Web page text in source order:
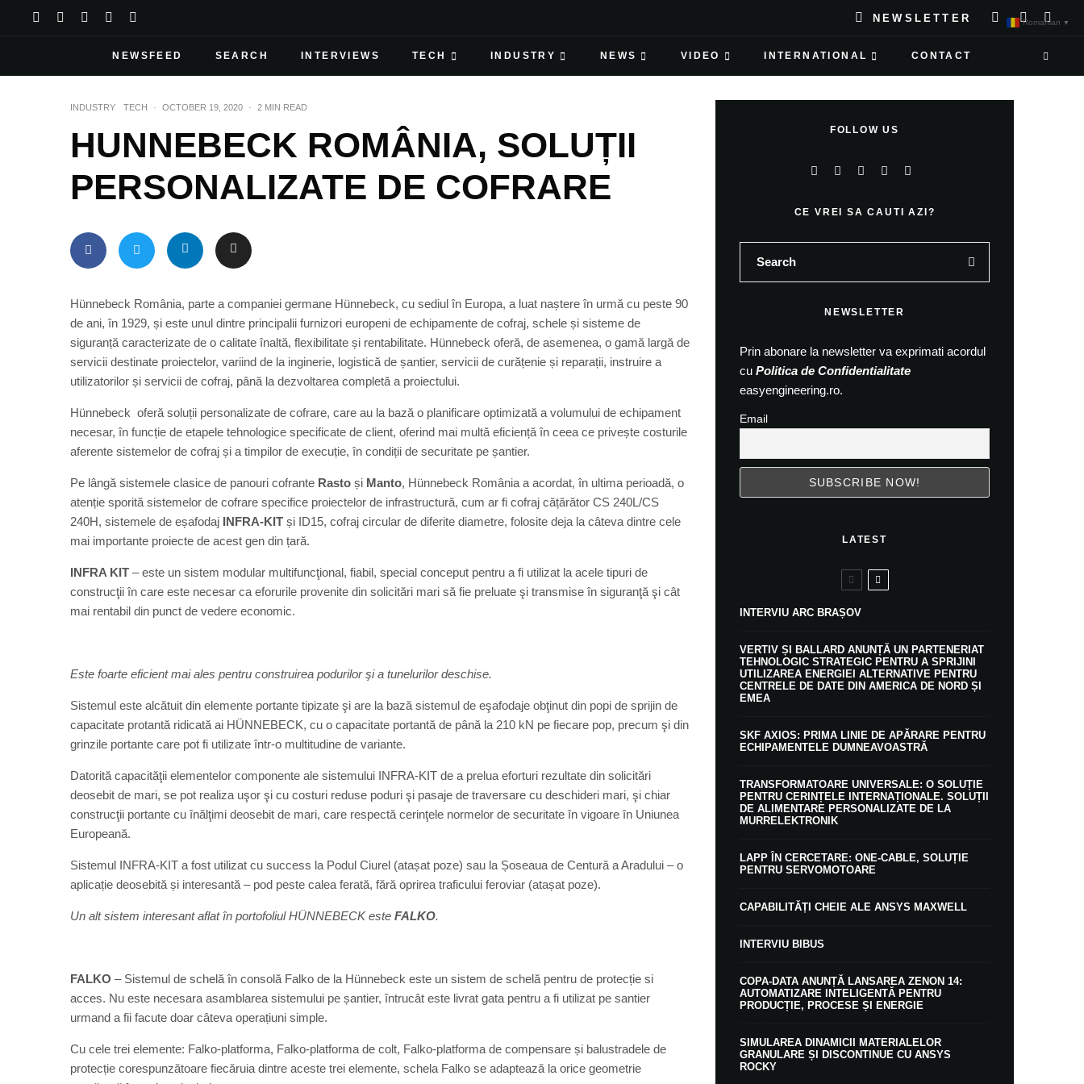
NEWSLETTER
NEWSFEED SEARCH INTERVIEWS TECH INDUSTRY NEWS VIDEO INTERNATIONAL CONTACT
INDUSTRY TECH · OCTOBER 19, 2020 · 2 MIN READ
HUNNEBECK ROMÂNIA, SOLUȚII
PERSONALIZATE DE COFRARE
Hünnebeck România, parte a companiei germane Hünnebeck, cu sediul în Europa, a luat naștere în urmă cu peste 90
de ani, în 1929, și este unul dintre principalii furnizori europeni de echipamente de cofraj, schele și sisteme de
siguranță caracterizate de o calitate înaltă, flexibilitate și rentabilitate. Hünnebeck oferă, de asemenea, o gamă largă de
servicii destinate proiectelor, variind de la inginerie, logistică de șantier, servicii de curățenie și reparații, instruire a
utilizatorilor și servicii de cofraj, până la dezvoltarea completă a proiectului.
Hünnebeck oferă soluții personalizate de cofrare, care au la bază o planificare optimizată a volumului de echipament
necesar, în funcție de etapele tehnologice specificate de client, oferind mai multă eficiență în ceea ce privește costurile
aferente sistemelor de cofraj și a timpilor de execuție, în condiții de securitate pe șantier.
Pe lângă sistemele clasice de panouri cofrante Rasto și Manto, Hünnebeck România a acordat, în ultima perioadă, o
atenție sporită sistemelor de cofrare specifice proiectelor de infrastructură, cum ar fi cofraj cățărător CS 240L/CS
240H, sistemele de eșafodaj INFRA-KIT și ID15, cofraj circular de diferite diametre, folosite deja la câteva dintre cele
mai importante proiecte de acest gen din țară.
INFRA KIT – este un sistem modular multifuncţional, fiabil, special conceput pentru a fi utilizat la acele tipuri de
construcţii în care este necesar ca eforurile provenite din solicitări mari să fie preluate şi transmise în siguranţă şi cât
mai rentabil din punct de vedere economic.
Este foarte eficient mai ales pentru construirea podurilor şi a tunelurilor deschise.
Sistemul este alcătuit din elemente portante tipizate şi are la bază sistemul de eşafodaje obţinut din popi de sprijin de
capacitate protantă ridicată ai HÜNNEBECK, cu o capacitate portantă de până la 210 kN pe fiecare pop, precum şi din
grinzile portante care pot fi utilizate într-o multitudine de variante.
Datorită capacităţii elementelor componente ale sistemului INFRA-KIT de a prelua eforturi rezultate din solicitări
deosebit de mari, se pot realiza uşor şi cu costuri reduse poduri şi pasaje de traversare cu deschideri mari, şi chiar
construcţii portante cu înălţimi deosebit de mari, care respectă cerinţele normelor de securitate în vigoare în Uniunea
Europeană.
Sistemul INFRA-KIT a fost utilizat cu success la Podul Ciurel (atașat poze) sau la Șoseaua de Centură a Aradului – o
aplicație deosebită și interesantă – pod peste calea ferată, fără oprirea traficului feroviar (atașat poze).
Un alt sistem interesant aflat în portofoliul HÜNNEBECK este FALKO.
FALKO – Sistemul de schelă în consolă Falko de la Hünnebeck este un sistem de schelă pentru de protecție si
acces. Nu este necesara asamblarea sistemului pe șantier, întrucât este livrat gata pentru a fi utilizat pe santier
urmand a fii facute doar câteva operațiuni simple.
Cu cele trei elemente: Falko-platforma, Falko-platforma de colt, Falko-platforma de compensare și balustradele de
protecție corespunzătoare fiecăruia dintre aceste trei elemente, schela Falko se adaptează la orice geometrie
FOLLOW US
CE VREI SA CAUTI AZI?
NEWSLETTER
Prin abonare la newsletter va exprimati acordul
cu Politica de Confidentialitate
easyengineering.ro.
Email
LATEST
INTERVIU ARC BRAȘOV
VERTIV ȘI BALLARD ANUNȚĂ UN PARTENERIAT
TEHNOLOGIC STRATEGIC PENTRU A SPRIJINI
UTILIZAREA ENERGIEI ALTERNATIVE PENTRU
CENTRELE DE DATE DIN AMERICA DE NORD ȘI
EMEA
SKF AXIOS: PRIMA LINIE DE APĂRARE PENTRU
ECHIPAMENTELE DUMNEAVOASTRĂ
TRANSFORMATOARE UNIVERSALE: O SOLUȚIE
PENTRU CERINȚELE INTERNAȚIONALE. SOLUȚII
DE ALIMENTARE PERSONALIZATE DE LA
MURRELEKTRONIK
LAPP ÎN CERCETARE: ONE-CABLE, SOLUȚIE
PENTRU SERVOMOTOARE
CAPABILITĂȚI CHEIE ALE ANSYS MAXWELL
INTERVIU BIBUS
COPA-DATA ANUNȚĂ LANSAREA ZENON 14:
AUTOMATIZARE INTELIGENTĂ PENTRU
PRODUCȚIE, PROCESE ȘI ENERGIE
SIMULAREA DINAMICII MATERIALELOR
GRANULARE ȘI DISCONTINUE CU ANSYS
ROCKY
Romanian ▼